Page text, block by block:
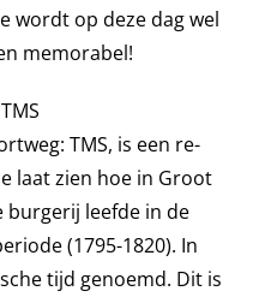
wordt op deze dag wel
memorabel!
TMS, is een re-
laat zien hoe in Groot
burgerij leefde in de
(1795-1820). In
tijd genoemd. Dit is